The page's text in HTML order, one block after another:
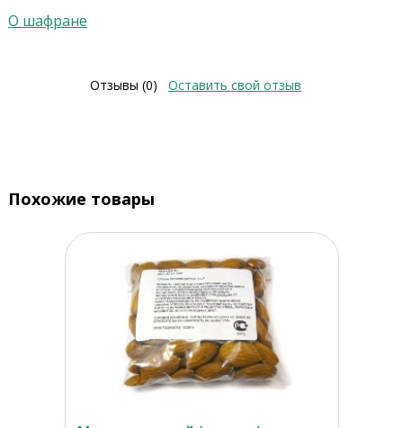
О шафране
Отзывы (0) Оставить свой отзыв
Похожие товары